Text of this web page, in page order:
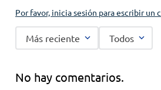
Por favor, inicia sesión para escribir un
Más reciente Todos
No hay comentarios.